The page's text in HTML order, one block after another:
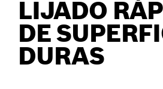
LIJADO
DE
DURAS